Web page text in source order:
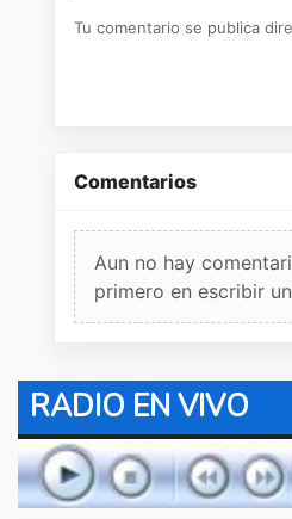
Tu comentario se publica
Comentarios
Aun no hay
primero en escribir
RADIO EN VIVO